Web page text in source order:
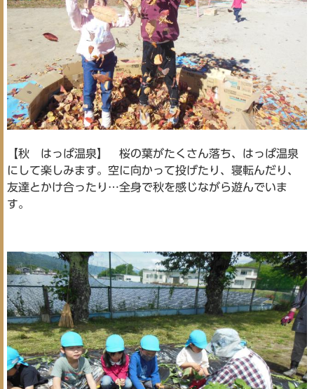
【秋 はっぱ温泉】 桜の葉がたくさん落ち、はっぱ温泉
にして楽しみます。空に向かって投げたり、寝転んだり、
友達とかけ合ったり…全身で秋を感じながら遊んでいま
す。